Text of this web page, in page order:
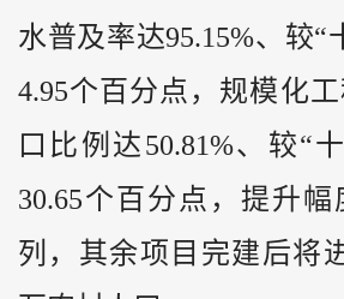
水普及率达95.15%、较“
4.95个百分点，规模化
口比例达50.81%、较“
30.65个百分点，提升
列，其余项目完建后将